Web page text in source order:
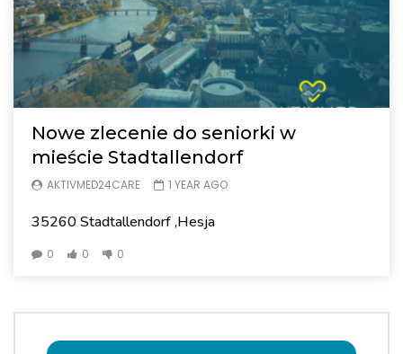
Nowe zlecenie do seniorki w
mieście Stadtallendorf
AKTIVMED24CARE 1 YEAR AGO
35260 Stadtallendorf ,Hesja
0 0 0